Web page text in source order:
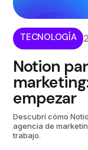
TECNOLOGÍA
Notion
empezar
Descubrí cómo
agencia de
trabajo.